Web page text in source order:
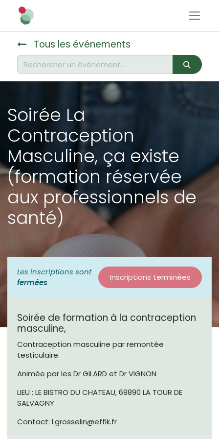
Tous les événements
Soirée La
Contraception
Masculine, ça existe
(formation réservée
aux professionnels de
santé)
Les inscriptions sont
fermées
Inscriptions terminées
Soirée de formation à la contraception
masculine,
Contraception masculine par remontée
testiculaire.
Animée par les Dr GILARD et Dr VIGNON
LIEU : LE BISTRO DU CHATEAU, 69890 LA TOUR DE
SALVAGNY
Contact: l.grosselin@effik.fr